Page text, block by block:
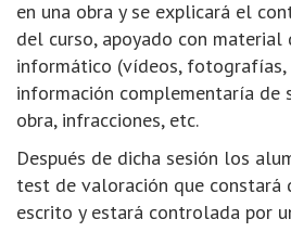
en una obra y se explicará el
del curso, apoyado con material
informático (vídeos, fotografías,
información complementaría de
obra, infracciones, etc.
Después de dicha sesión los
test de valoración que constará
escrito y estará controlada por